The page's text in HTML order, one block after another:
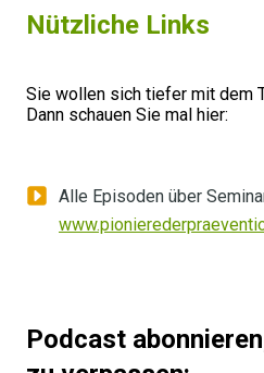
Grundbedürfnisse in der
zufriedenstellendere
Ich zeige Ihnen heute
Seminare so gestalten
Teilnehmenden
Nützliche Links
Sie wollen sich tiefer mit dem
Dann schauen Sie mal hier:
Alle Episoden über
Podcast